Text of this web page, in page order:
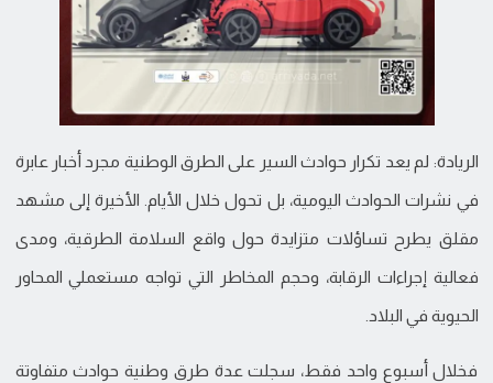
الريادة: لم يعد تكرار حوادث السير على الطرق الوطنية مجرد أخبار عابرة
في نشرات الحوادث اليومية، بل تحول خلال الأيام. الأخيرة إلى مشهد
مقلق يطرح تساؤلات متزايدة حول واقع السلامة الطرقية، ومدى
فعالية إجراءات الرقابة، وحجم المخاطر التي تواجه مستعملي المحاور
الحيوية في البلاد.
فخلال أسبوع واحد فقط، سجلت عدة طرق وطنية حوادث متفاوتة